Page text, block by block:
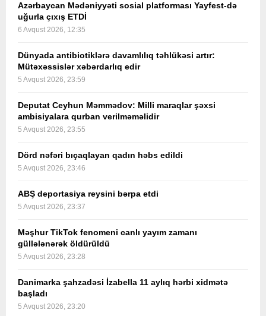
Azərbaycan Mədəniyyəti sosial platforması Yayfest-də
uğurla çıxış ETDİ
6 Avqust 2026, 12:35
Dünyada antibiotiklərə davamlılıq təhlükəsi artır:
Mütəxəssislər xəbərdarlıq edir
5 Avqust 2026, 23:59
Deputat Ceyhun Məmmədov: Milli maraqlar şəxsi
ambisiyalara qurban verilməməlidir
5 Avqust 2026, 23:55
Dörd nəfəri bıçaqlayan qadın həbs edildi
5 Avqust 2026, 23:46
ABŞ deportasiya reysini bərpa etdi
5 Avqust 2026, 23:37
Məşhur TikTok fenomeni canlı yayım zamanı
güllələnərək öldürüldü
5 Avqust 2026, 23:28
Danimarka şahzadəsi İzabella 11 aylıq hərbi xidmətə
başladı
5 Avqust 2026, 23:20